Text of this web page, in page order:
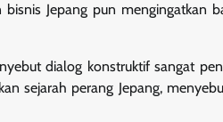
Jepang pun mengingatkan
dialog konstruktif sangat
sejarah perang Jepang,